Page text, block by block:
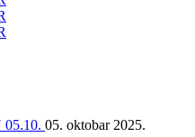
05. oktobar 2025.